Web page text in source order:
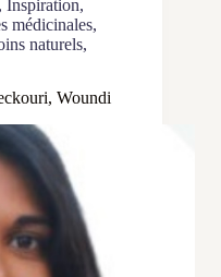
, Inspiration,
médicinales,
naturels,
Woundi